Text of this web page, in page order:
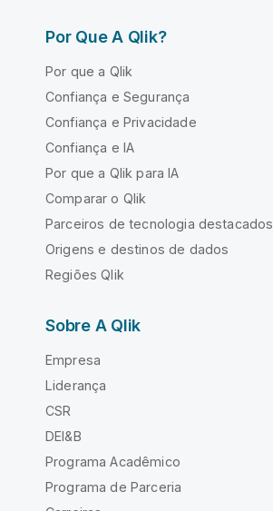
Por Que A Qlik?
Por que a Qlik
Confiança e Segurança
Confiança e Privacidade
Confiança e IA
Por que a Qlik para IA
Comparar o Qlik
Parceiros de tecnologia destacados
Origens e destinos de dados
Regiões Qlik
Sobre A Qlik
Empresa
Liderança
CSR
DEI&B
Programa Acadêmico
Programa de Parceria